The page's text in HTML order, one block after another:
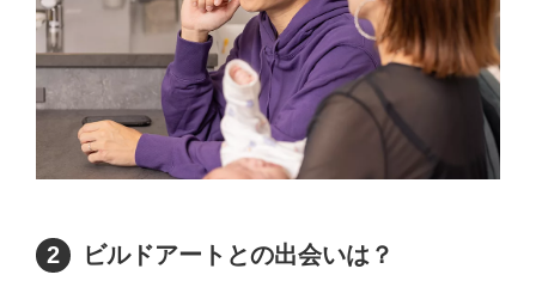
2 ビルドアートとの出会いは？